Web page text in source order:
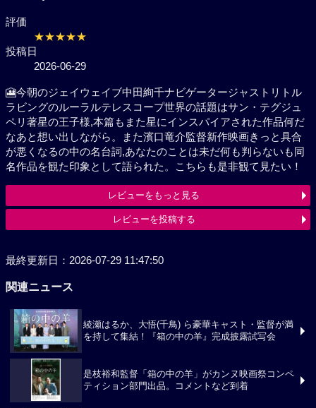
評価
★★★★★
🎦今朝のジェイウェイブ中田絢千ナビゲータージャス
トリトルラビングのルーラルテレスコープ世界の話題
はサン・テグジュペリ著星の王子様,本篇もまた星にイ
ンスパイアされた作品何だなあと想い出しながら。ま
た濱口竜介監督新作映画きっと具合が悪くなるの中の
名台詞,あなたのことは未だ何も判らないも同名作品を
観た印象として語られた。こちらも是非観て見たい！
レビューをもっと見る
レビューを投稿する
関連ニュース
綾瀬はるか、大悟(千鳥) ら豪華キャスト・監督が満
を持して集結！『箱の中の羊』完成披露試写会
是枝裕和監督「箱の中の羊」がカンヌ映画祭コンペ
ティション部門出品。コメントなど到着